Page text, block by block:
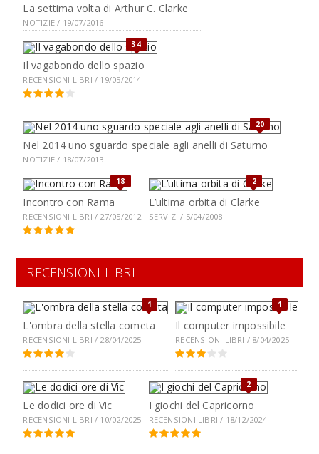
La settima volta di Arthur C. Clarke
NOTIZIE / 19/07/2016
34
Il vagabondo dello spazio
RECENSIONI LIBRI / 19/05/2014
20
Nel 2014 uno sguardo speciale agli anelli di Saturno
NOTIZIE / 18/07/2013
18
Incontro con Rama
RECENSIONI LIBRI / 27/05/2012
2
L’ultima orbita di Clarke
SERVIZI / 5/04/2008
RECENSIONI LIBRI
1
L'ombra della stella cometa
RECENSIONI LIBRI / 28/04/2025
1
Il computer impossibile
RECENSIONI LIBRI / 8/04/2025
Le dodici ore di Vic
RECENSIONI LIBRI / 10/02/2025
2
I giochi del Capricorno
RECENSIONI LIBRI / 18/12/2024